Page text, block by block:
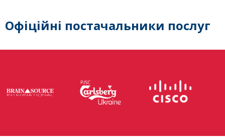
Офіційні постачальники послуг